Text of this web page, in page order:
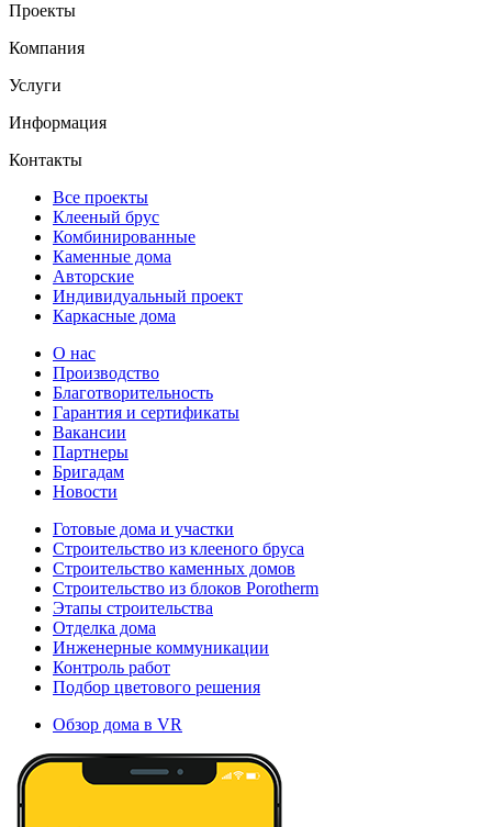
Проекты
Компания
Услуги
Информация
Контакты
Все проекты
Клееный брус
Комбинированные
Каменные дома
Авторские
Индивидуальный проект
Каркасные дома
О нас
Производство
Благотворительность
Гарантия и сертификаты
Вакансии
Партнеры
Бригадам
Новости
Готовые дома и участки
Строительство из клееного бруса
Строительство каменных домов
Строительство из блоков Porotherm
Этапы строительства
Отделка дома
Инженерные коммуникации
Контроль работ
Подбор цветового решения
Обзор дома в VR